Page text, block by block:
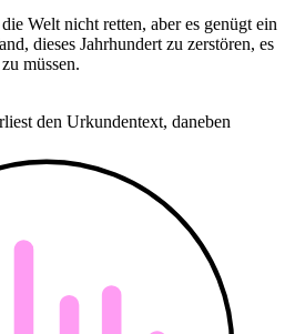
Welt nicht retten, aber es genügt ein
dieses Jahrhundert zu zerstören, es
müssen.